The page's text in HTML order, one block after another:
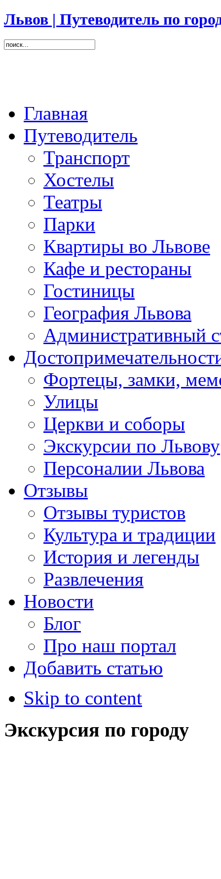
Львов | Путеводитель по
Главная
Путеводитель
Транспорт
Хостелы
Театры
Парки
Квартиры во Львове
Кафе и рестораны
Гостиницы
География Львова
Административный
Фортецы, замки,
Улицы
Церкви и соборы
Экскурсии по Львову
Персоналии Львова
Отзывы
Отзывы туристов
Культура и традиции
История и легенды
Развлечения
Новости
Блог
Про наш портал
Добавить статью
Skip to content
Экскурсия по городу